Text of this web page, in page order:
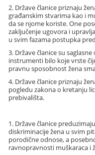
2. Države članice priznaju
građanskim stvarima kao i
da se njome koriste. One
zaključenje ugovora i
u svim fazama postupka
3. Države članice su
instrumenti bilo koje vrste
pravnu sposobnost žena
4. Države članice priznaju
pogledu zakona o kretanju
prebivališta.
1. Države članice
diskriminacije žena u svim
porodične odnose, a
ravnopravnosti muškaraca i